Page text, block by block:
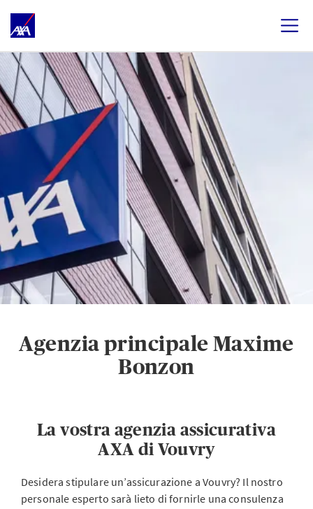
Agenzia principale Maxime
Bonzon
La vostra agenzia assicurativa
AXA di Vouvry
Desidera stipulare un’assicurazione a Vouvry? Il nostro
personale esperto sarà lieto di fornirle una consulenza